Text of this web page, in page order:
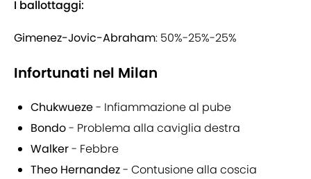
I ballottaggi:
Gimenez-Jovic-Abraham: 50%-25%-25%
Infortunati nel Milan
Chukwueze- Infiammazione al pube
Bondo- Problema alla caviglia destra
Walker- Febbre
Theo Hernandez- Contusione alla coscia